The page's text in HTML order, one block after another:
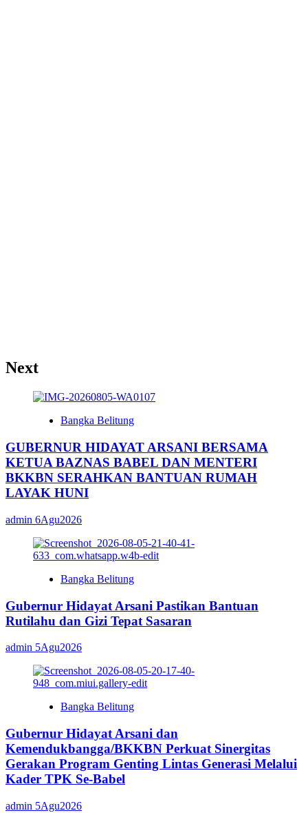
Next
Bangka Belitung
GUBERNUR HIDAYAT ARSANI BERSAMA
KETUA BAZNAS BABEL DAN MENTERI
BKKBN SERAHKAN BANTUAN RUMAH
LAYAK HUNI
admin 6Agu2026
Bangka Belitung
Gubernur Hidayat Arsani Pastikan Bantuan
Rutilahu dan Gizi Tepat Sasaran
admin 5Agu2026
Bangka Belitung
Gubernur Hidayat Arsani dan
Kemendukbangga/BKKBN Perkuat Sinergitas
Gerakan Program Genting Lintas Generasi Melalui
Kader TPK Se-Babel
admin 5Agu2026